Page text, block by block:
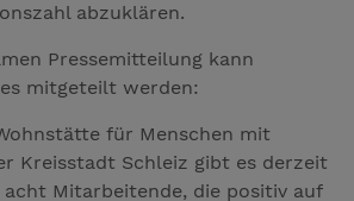
abzuklären.
Pressemitteilung kann
mitgeteilt werden:
für Menschen mit
Kreisstadt Schleiz gibt es derzeit
acht Mitarbeitende, die positiv auf